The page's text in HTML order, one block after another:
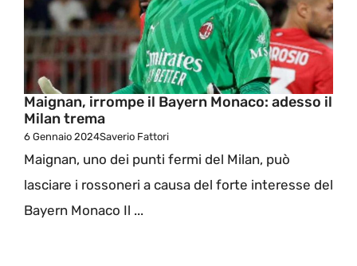
Maignan, irrompe il Bayern Monaco: adesso il
Milan trema
6 Gennaio 2024Saverio Fattori
Maignan, uno dei punti fermi del Milan, può
lasciare i rossoneri a causa del forte interesse del
Bayern Monaco Il ...